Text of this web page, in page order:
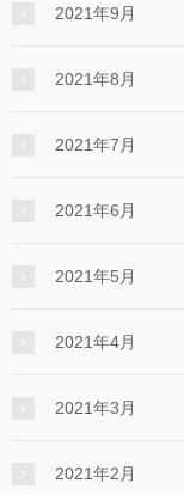
2021年9月
2021年8月
2021年7月
2021年6月
2021年5月
2021年4月
2021年3月
2021年2月